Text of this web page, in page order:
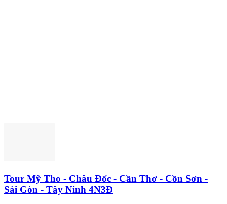
Tour Mỹ Tho - Châu Đốc - Cần Thơ - Cồn Sơn -
Sài Gòn - Tây Ninh 4N3Đ